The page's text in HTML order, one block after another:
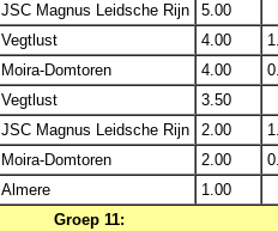
JSC Magnus Leidsche Rijn
5.00
Vegtlust 4.00
Moira-Domtoren 4.00
Vegtlust
3.50
JSC Magnus Leidsche Rijn 2.00
Moira-Domtoren 2.00
Almere
1.00
Groep 11: